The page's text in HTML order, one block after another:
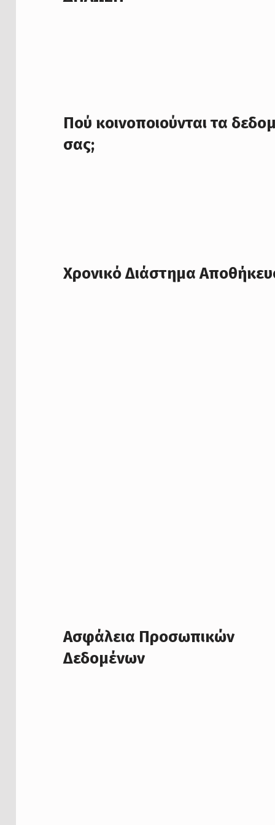
Πού κοινοποιούνται τα
σας;
Χρονικό Διάστημα
Ασφάλεια Προσωπικών
Δεδομένων